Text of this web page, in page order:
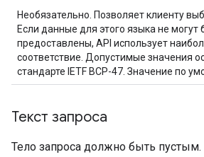
Необязательно. Позволяет клиенту
Если данные для этого языка не могут
предоставлены, API использует
соответствие. Допустимые значения
стандарте IETF BCP-47. Значение по
Текст запроса
Тело запроса должно быть пустым.